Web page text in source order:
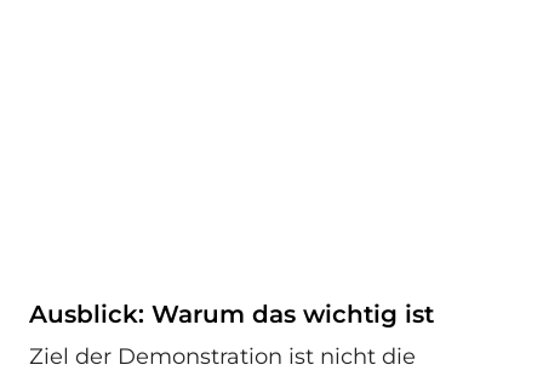
Ausblick: Warum das wichtig ist
Ziel der Demonstration ist nicht die